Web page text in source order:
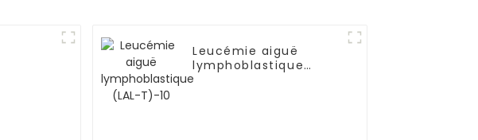
Leucémie aiguë
lymphoblastique
(LAL-T)-10